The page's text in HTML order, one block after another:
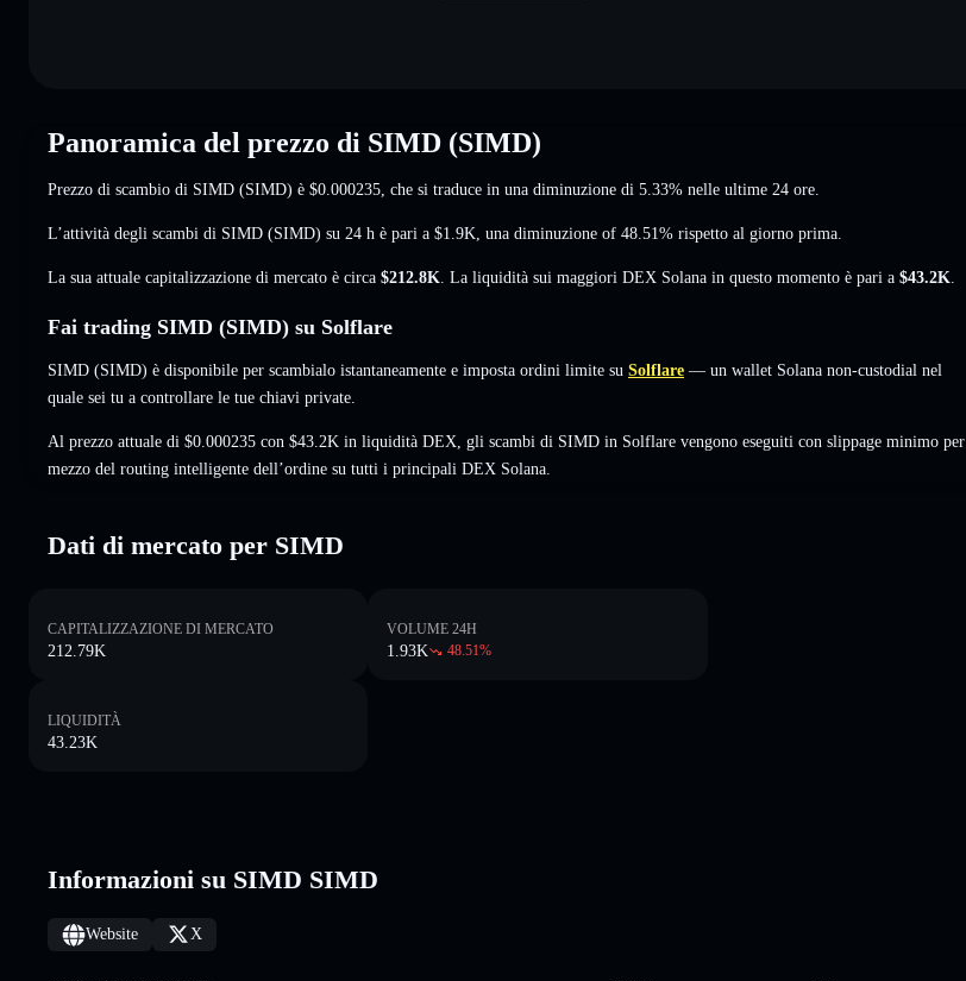
Panoramica del prezzo di SIMD (SIMD)
Prezzo di scambio di SIMD (SIMD) è $0.000235 , che si traduce in una diminuzione di 5.33% nelle ultime 24 ore.
L’attività degli scambi di SIMD (SIMD) su 24 h è pari a $1.9K una diminuzione of 48.51% rispetto al giorno prima.
La sua attuale capitalizzazione di mercato è circa $212.8K . La liquidità sui maggiori DEX Solana in questo momento è pari a $43.2K
Fai trading SIMD (SIMD) su Solflare
SIMD (SIMD) è disponibile per scambialo istantaneamente e imposta ordini limite su Solflare — un wallet Solana non-custodial nel
quale sei tu a controllare le tue chiavi private.
Al prezzo attuale di $0.000235 con $43.2K in liquidità DEX, gli scambi di SIMD in Solflare vengono eseguiti con slippage minimo per
mezzo del routing intelligente dell’ordine su tutti i principali DEX Solana.
Dati di mercato per SIMD
CAPITALIZZAZIONE DI MERCATO
212.79K
VOLUME 24H
1.93K 48.51%
LIQUIDITÀ
43.23K
Informazioni su SIMD SIMD
Website X